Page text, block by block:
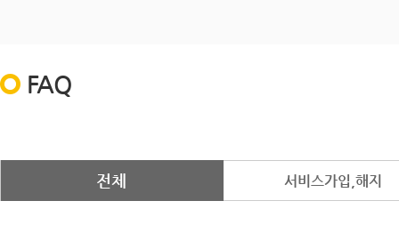
FAQ
전체 서비스가입,해지